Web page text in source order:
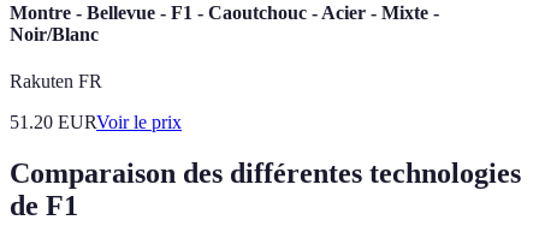
Montre - Bellevue - F1 - Caoutchouc - Acier - Mixte -
Noir/Blanc
Rakuten FR
51.20 EURVoir le prix
Comparaison des différentes technologies
de F1